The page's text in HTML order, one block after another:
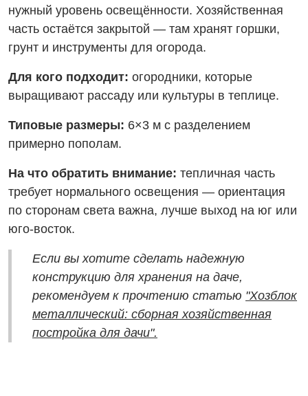
нужный уровень освещённости. Хозяйственная
часть остаётся закрытой — там хранят горшки,
грунт и инструменты для огорода.
Для кого подходит: огородники, которые
выращивают рассаду или культуры в теплице.
Типовые размеры: 6×3 м с разделением
примерно пополам.
На что обратить внимание: тепличная часть
требует нормального освещения — ориентация
по сторонам света важна, лучше выход на юг или
юго-восток.
Если вы хотите сделать надежную
конструкцию для хранения на даче,
рекомендуем к прочтению статью "Хозблок
металлический: сборная хозяйственная
постройка для дачи".